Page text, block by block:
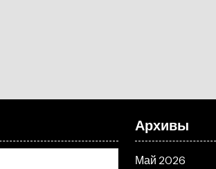
Архивы
Май 2026